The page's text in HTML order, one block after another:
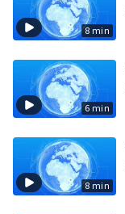
8 min
6 min
8 min